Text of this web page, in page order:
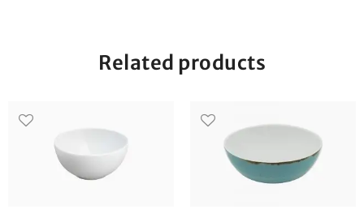
Related products